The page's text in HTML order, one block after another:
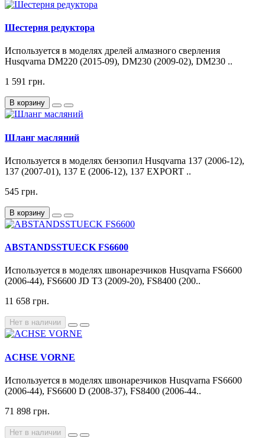
Шестерня редуктора
Используется в моделях дрелей алмазного сверления
Husqvarna DM220 (2015-09), DM230 (2009-02), DM230 ..
1 591 грн.
В корзину
Шланг масляний
Используется в моделях бензопил Husqvarna 137 (2006-12),
137 (2007-01), 137 E (2006-12), 137 EXPORT ..
545 грн.
В корзину
ABSTANDSSTUECK FS6600
Используется в моделях швонарезчиков Husqvarna FS6600
(2006-44), FS6600 JD T3 (2009-20), FS8400 (200..
11 658 грн.
Нет в наличии
ACHSE VORNE
Используется в моделях швонарезчиков Husqvarna FS6600
(2006-44), FS6600 D (2008-37), FS8400 (2006-44..
71 898 грн.
Нет в наличии